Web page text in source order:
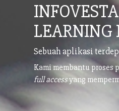
LEARNING
Sebuah aplikasi
Kami membantu proses
full accessyang